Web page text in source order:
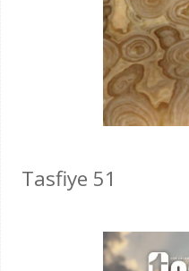
Tasfiye 51